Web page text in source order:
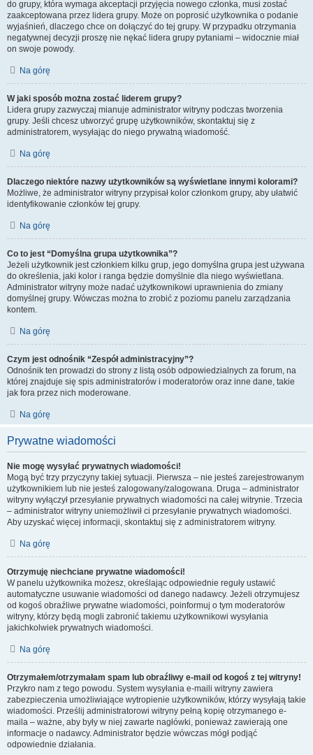
do grupy, która wymaga akceptacji przyjęcia nowego członka, musi zostać
zaakceptowana przez lidera grupy. Może on poprosić użytkownika o podanie
wyjaśnień, dlaczego chce on dołączyć do tej grupy. W przypadku otrzymania
negatywnej decyzji proszę nie nękać lidera grupy pytaniami – widocznie miał
on swoje powody.
Na górę
W jaki sposób można zostać liderem grupy?
Lidera grupy zazwyczaj mianuje administrator witryny podczas tworzenia
grupy. Jeśli chcesz utworzyć grupę użytkowników, skontaktuj się z
administratorem, wysyłając do niego prywatną wiadomość.
Na górę
Dlaczego niektóre nazwy użytkowników są wyświetlane innymi kolorami?
Możliwe, że administrator witryny przypisał kolor członkom grupy, aby ułatwić
identyfikowanie członków tej grupy.
Na górę
Co to jest “Domyślna grupa użytkownika”?
Jeżeli użytkownik jest członkiem kilku grup, jego domyślna grupa jest używana
do określenia, jaki kolor i ranga będzie domyślnie dla niego wyświetlana.
Administrator witryny może nadać użytkownikowi uprawnienia do zmiany
domyślnej grupy. Wówczas można to zrobić z poziomu panelu zarządzania
kontem.
Na górę
Czym jest odnośnik “Zespół administracyjny”?
Odnośnik ten prowadzi do strony z listą osób odpowiedzialnych za forum, na
której znajduje się spis administratorów i moderatorów oraz inne dane, takie
jak fora przez nich moderowane.
Na górę
Prywatne wiadomości
Nie mogę wysyłać prywatnych wiadomości!
Mogą być trzy przyczyny takiej sytuacji. Pierwsza – nie jesteś zarejestrowanym
użytkownikiem lub nie jesteś zalogowany/zalogowana. Druga – administrator
witryny wyłączył przesyłanie prywatnych wiadomości na całej witrynie. Trzecia
– administrator witryny uniemożliwił ci przesyłanie prywatnych wiadomości.
Aby uzyskać więcej informacji, skontaktuj się z administratorem witryny.
Na górę
Otrzymuję niechciane prywatne wiadomości!
W panelu użytkownika możesz, określając odpowiednie reguły ustawić
automatyczne usuwanie wiadomości od danego nadawcy. Jeżeli otrzymujesz
od kogoś obraźliwe prywatne wiadomości, poinformuj o tym moderatorów
witryny, którzy będą mogli zabronić takiemu użytkownikowi wysyłania
jakichkolwiek prywatnych wiadomości.
Na górę
Otrzymałem/otrzymałam spam lub obraźliwy e-mail od kogoś z tej witryny!
Przykro nam z tego powodu. System wysyłania e-maili witryny zawiera
zabezpieczenia umożliwiające wytropienie użytkowników, którzy wysyłają takie
wiadomości. Prześlij administratorowi witryny pełną kopię otrzymanego e-
maila – ważne, aby były w niej zawarte nagłówki, ponieważ zawierają one
informacje o nadawcy. Administrator będzie wówczas mógł podjąć
odpowiednie działania.